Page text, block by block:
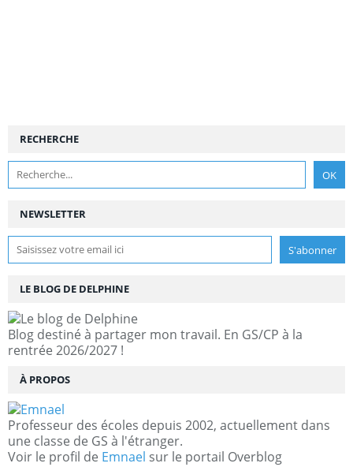
NEWSLETTER
RECHERCHE
LE BLOG DE DELPHINE
Blog destiné à partager mon travail. En GS/CP à la
rentrée 2026/2027 !
À PROPOS
Professeur des écoles depuis 2002, actuellement dans
une classe de GS à l'étranger.
Voir le profil de Emnael sur le portail Overblog